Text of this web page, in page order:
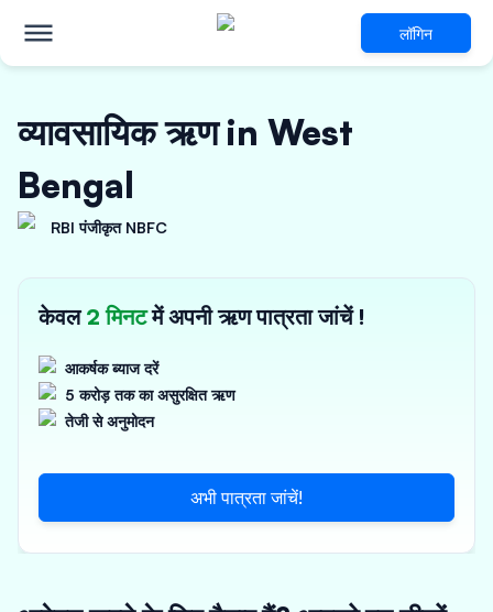
लॉगिन
व्यावसायिक ऋण in West
Bengal
RBI पंजीकृत NBFC
केवल2 मिनटमें अपनी ऋण पात्रता जांचें !
आकर्षक ब्याज दरें
5 करोड़ तक का असुरक्षित ऋण
तेजी से अनुमोदन
अभी पात्रता जांचें!